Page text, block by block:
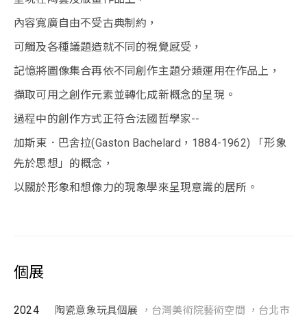
內容寬廣自由不受古典制約，
可觸及各種議題造就不同的視覺感受，
記憶將圖像集合再依不同創作主題分類運用在作品上，
擷取可用之創作元素並轉化成新概念的呈現。
過程中的創作方式正符合法國哲學家--
加斯東．巴舍拉(Gaston Bachelard，1884-1962) 「形象
先於思想」的概念，
以關於形象和想像力的現象學來呈現意識的居所。
個展
2024 陶瓷意象玩具個展 ，台灣美術院藝術空間 ，台北市